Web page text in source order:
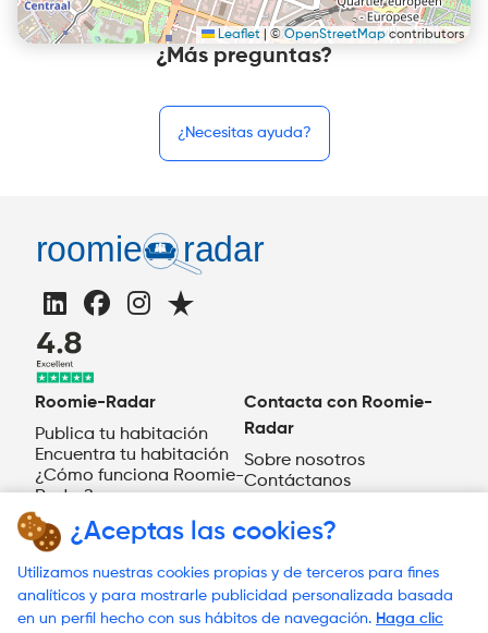
¿Aceptas las cookies?
Utilizamos nuestras cookies propias y de terceros para fines
analíticos y para mostrarle publicidad personalizada basada
en un perfil hecho con sus hábitos de navegación. Haga clic
Leaflet ©OpenStreetMapcontributors
¿Más preguntas?
¿Necesitas ayuda?
Roomie-Radar
Publica tu habitación
Encuentra tu habitación
¿Cómo funciona Roomie-
Radar?
Contacta con Roomie-
Radar
Sobre nosotros
Contáctanos